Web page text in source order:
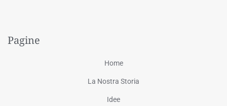
Pagine
Home
La Nostra Storia
Idee